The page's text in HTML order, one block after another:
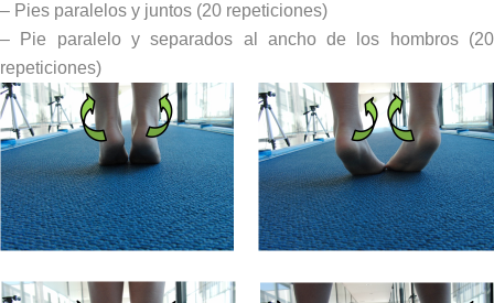
– Pies paralelos y juntos (20 repeticiones)
– Pie paralelo y separados al ancho de los hombros (20
repeticiones)